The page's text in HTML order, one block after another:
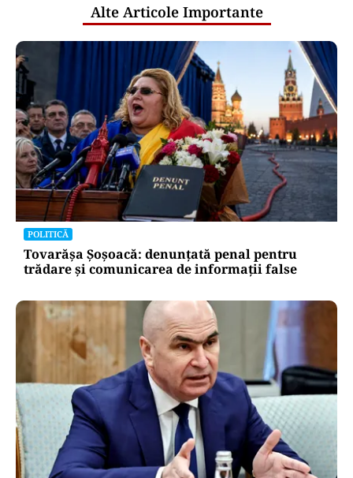
Alte Articole Importante
POLITICĂ
Tovarășa Șoșoacă: denunțată penal pentru
trădare și comunicarea de informații false